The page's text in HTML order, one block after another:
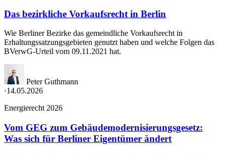
Das bezirkliche Vorkaufsrecht in Berlin
Wie Berliner Bezirke das gemeindliche Vorkaufsrecht in
Erhaltungssatzungsgebieten genutzt haben und welche Folgen das
BVerwG-Urteil vom 09.11.2021 hat.
Peter Guthmann
·14.05.2026
Energierecht 2026
Vom GEG zum Gebäudemodernisierungsgesetz:
Was sich für Berliner Eigentümer ändert